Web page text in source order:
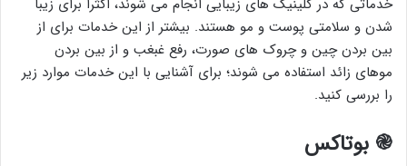
شدن و سلامتی پوست و مو هستند. بیشتر از این خدمات برای از
بین بردن چین و چروک های صورت، رفع غبغب و از بین بردن
موهای زائد استفاده می شوند؛ برای آشنایی با این خدمات موارد زیر
را بررسی کنید.
֎ بوتاکس